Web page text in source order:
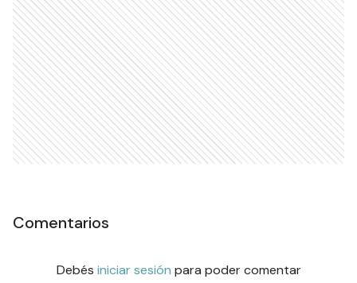
Comentarios
Debés iniciar sesión para poder comentar